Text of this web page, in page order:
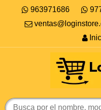
963971686